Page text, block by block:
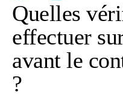
Quelles
effectuer
avant le
?